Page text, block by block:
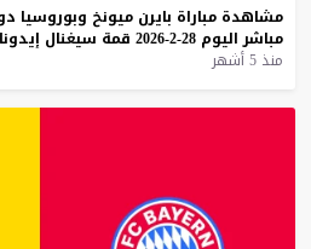
مشاهدة مباراة بايرن ميونخ وبوروسيا
مباشر اليوم 28-2-2026 قمة سيغنال إيدونا
منذ 5 أشهر